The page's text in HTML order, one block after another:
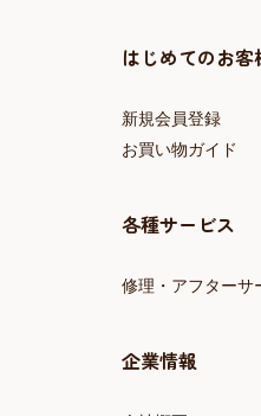
はじめてのお客
新規会員登録
お買い物ガイド
各種サービス
修理・アフターサ
企業情報